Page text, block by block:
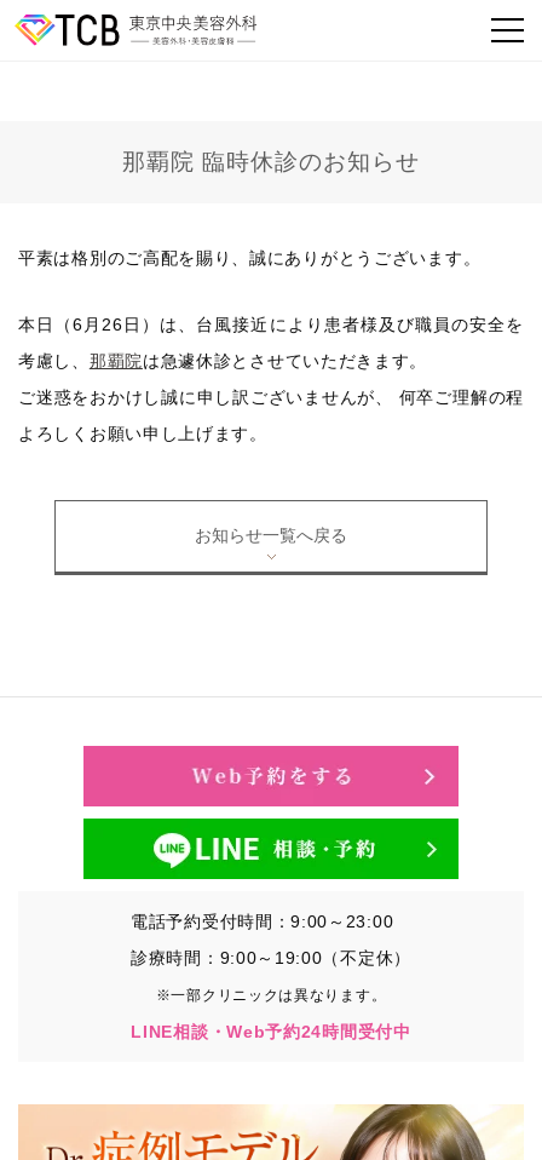
那覇院 臨時休診のお知らせ
平素は格別のご高配を賜り、誠にありがとうございます。
本日（6月26日）は、台風接近により患者様及び職員の安全を
考慮し、 那覇院は急遽休診とさせていただきます。
ご迷惑をおかけし誠に申し訳ございませんが、 何卒ご理解の程
よろしくお願い申し上げます。
お知らせ一覧へ戻る
電話予約受付時間：9:00～23:00
診療時間：9:00～19:00（不定休）
※一部クリニックは異なります。
LINE相談・Web予約24時間受付中